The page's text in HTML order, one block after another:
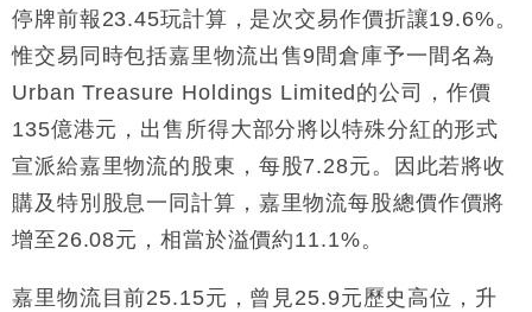
11:12
國際｜特朗普料美伊戰事快結束 承認部分彈藥庫存緊
張
財經｜SA售股自救後再出手 斥4億美元押注未上市公
司
停牌前報23.45玩計算，是次交易作價折讓19.6%。
惟交易同時包括嘉里物流出售9間倉庫予一間名為
Urban Treasure Holdings Limited的公司，作價
135億港元，出售所得大部分將以特殊分紅的形式
宣派給嘉里物流的股東，每股7.28元。因此若將收
購及特別股息一同計算，嘉里物流每股總價作價將
增至26.08元，相當於溢價約11.1%。
嘉里物流目前25.15元，曾見25.9元歷史高位，升